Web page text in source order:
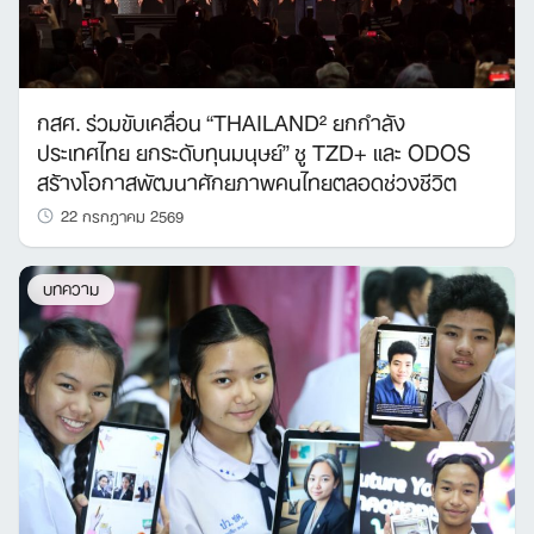
กสศ. ร่วมขับเคลื่อน “THAILAND² ยกกำลัง
ประเทศไทย ยกระดับทุนมนุษย์” ชู TZD+ และ ODOS
สร้างโอกาสพัฒนาศักยภาพคนไทยตลอดช่วงชีวิต
22 กรกฎาคม 2569
บทความ